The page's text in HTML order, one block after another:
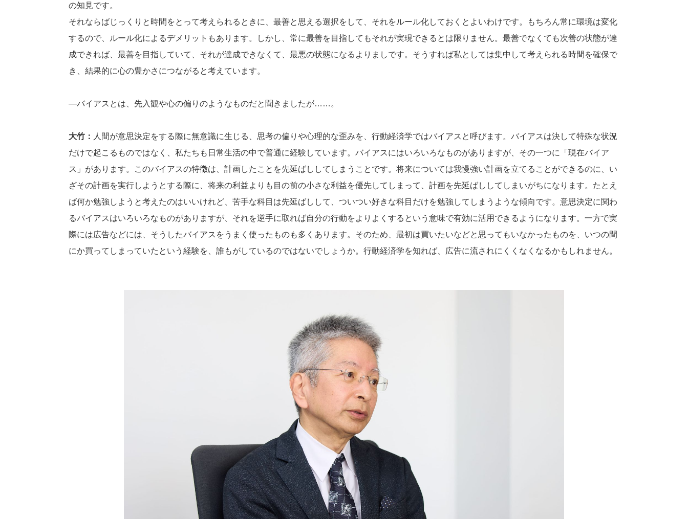
の知見です。
それならばじっくりと時間をとって考えられるときに、最善と思える選択をして、それをルール化しておくとよいわけです。もちろん常に環境は変化
するので、ルール化によるデメリットもあります。しかし、常に最善を目指してもそれが実現できるとは限りません。最善でなくても次善の状態が達
成できれば、最善を目指していて、それが達成できなくて、最悪の状態になるよりましです。そうすれば私としては集中して考えられる時間を確保で
き、結果的に心の豊かさにつながると考えています。
―バイアスとは、先入観や心の偏りのようなものだと聞きましたが……。
大竹： 人間が意思決定をする際に無意識に生じる、思考の偏りや心理的な歪みを、行動経済学ではバイアスと呼びます。バイアスは決して特殊な状況
だけで起こるものではなく、私たちも日常生活の中で普通に経験しています。バイアスにはいろいろなものがありますが、その一つに「現在バイア
ス」があります。このバイアスの特徴は、計画したことを先延ばししてしまうことです。将来については我慢強い計画を立てることができるのに、い
ざその計画を実行しようとする際に、将来の利益よりも目の前の小さな利益を優先してしまって、計画を先延ばししてしまいがちになります。たとえ
ば何か勉強しようと考えたのはいいけれど、苦手な科目は先延ばしして、ついつい好きな科目だけを勉強してしまうような傾向です。意思決定に関わ
るバイアスはいろいろなものがありますが、それを逆手に取れば自分の行動をよりよくするという意味で有効に活用できるようになります。一方で実
際には広告などには、そうしたバイアスをうまく使ったものも多くあります。そのため、最初は買いたいなどと思ってもいなかったものを、いつの間
にか買ってしまっていたという経験を、誰もがしているのではないでしょうか。行動経済学を知れば、広告に流されにくくなくなるかもしれません。